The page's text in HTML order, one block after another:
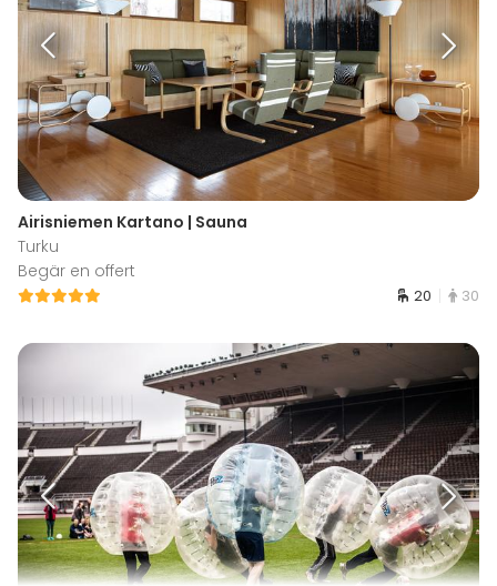
Airisniemen Kartano | Sauna
Turku
Begär en offert
20 30